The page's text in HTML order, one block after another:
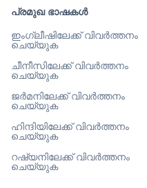
പ്രമുഖ ഭാഷകൾ
ഇംഗ്ലീഷിലേക്ക് വിവർത്തനം
ചെയ്യുക
ചീനീസിലേക്ക് വിവർത്തനം
ചെയ്യുക
ജർമനിലേക്ക് വിവർത്തനം
ചെയ്യുക
ഹിന്ദിയിലേക്ക് വിവർത്തനം
ചെയ്യുക
റഷ്യനിലേക്ക് വിവർത്തനം
ചെയ്യുക